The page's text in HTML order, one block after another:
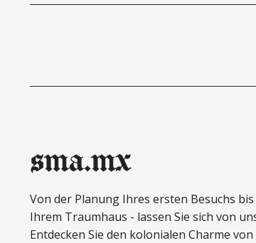
sma.mx
Von der Planung Ihres ersten Besuchs bis
Ihrem Traumhaus - lassen Sie sich von
Entdecken Sie den kolonialen Charme